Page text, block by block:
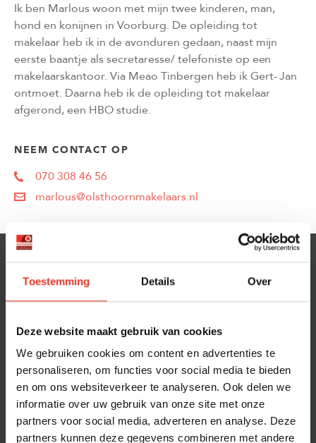
Toestemming Details Over
Deze website maakt gebruik van cookies
We gebruiken cookies om content en advertenties te
personaliseren, om functies voor social media te bieden
en om ons websiteverkeer te analyseren. Ook delen we
informatie over uw gebruik van onze site met onze
partners voor social media, adverteren en analyse. Deze
partners kunnen deze gegevens combineren met andere
Ik ben Marlous woon met mijn twee kinderen, man,
hond en konijnen in Voorburg. De opleiding tot
makelaar heb ik in de avonduren gedaan, naast mijn
eerste baantje als secretaresse/ telefoniste op een
makelaarskantoor. Via Meao Tinbergen heb ik Gert- Jan
ontmoet. Daarna heb ik de opleiding tot makelaar
afgerond, een HBO studie.
NEEM CONTACT OP
070 308 46 56
marlous@olsthoornmakelaars.nl
VRAGEN AAN MARLOUS VAN DE GARDE
Den Haag, Rijswijk of
Westland?
In Marlot, Den Haag, lekker wandelen met de hond.